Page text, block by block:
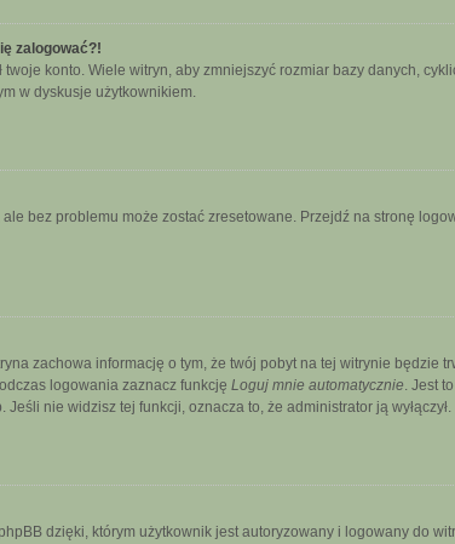
zalogować?!
konto. Wiele witryn, aby zmniejszyć rozmiar bazy danych,
w dyskusje użytkownikiem.
bez problemu może zostać zresetowane. Przejdź na stronę
zachowa informację o tym, że twój pobyt na tej witrynie będzie
logowania zaznacz funkcję Loguj mnie automatycznie. Jest
nie widzisz tej funkcji, oznacza to, że administrator ją wyłączył.
dzięki, którym użytkownik jest autoryzowany i logowany do